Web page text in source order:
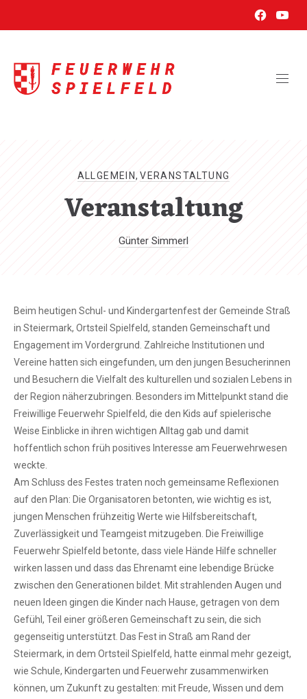
New New
ALLGEMEIN,VERANSTALTUNG
Veranstaltung
Günter Simmerl
Beim heutigen Schul- und Kindergartenfest der Gemeinde Straß
in Steiermark, Ortsteil Spielfeld, standen Gemeinschaft und
Engagement im Vordergrund. Zahlreiche Institutionen und
Vereine hatten sich eingefunden, um den jungen Besucherinnen
und Besuchern die Vielfalt des kulturellen und sozialen Lebens in
der Region näherzubringen. Besonders im Mittelpunkt stand die
Freiwillige Feuerwehr Spielfeld, die den Kids auf spielerische
Weise Einblicke in ihren wichtigen Alltag gab und damit
hoffentlich schon früh positives Interesse am Feuerwehrwesen
weckte.
Am Schluss des Festes traten noch gemeinsame Reflexionen
auf den Plan: Die Organisatoren betonten, wie wichtig es ist,
jungen Menschen frühzeitig Werte wie Hilfsbereitschaft,
Zuverlässigkeit und Teamgeist mitzugeben. Die Freiwillige
Feuerwehr Spielfeld betonte, dass viele Hände Hilfe schneller
wirken lassen und dass das Ehrenamt eine lebendige Brücke
zwischen den Generationen bildet. Mit strahlenden Augen und
neuen Ideen gingen die Kinder nach Hause, getragen von dem
Gefühl, Teil einer größeren Gemeinschaft zu sein, die sich
gegenseitig unterstützt. Das Fest in Straß am Rand der
Steiermark, in dem Ortsteil Spielfeld, hatte einmal mehr gezeigt,
wie Schule, Kindergarten und Feuerwehr zusammenwirken
können, um Zukunft zu gestalten: mit Freude, Wissen und dem